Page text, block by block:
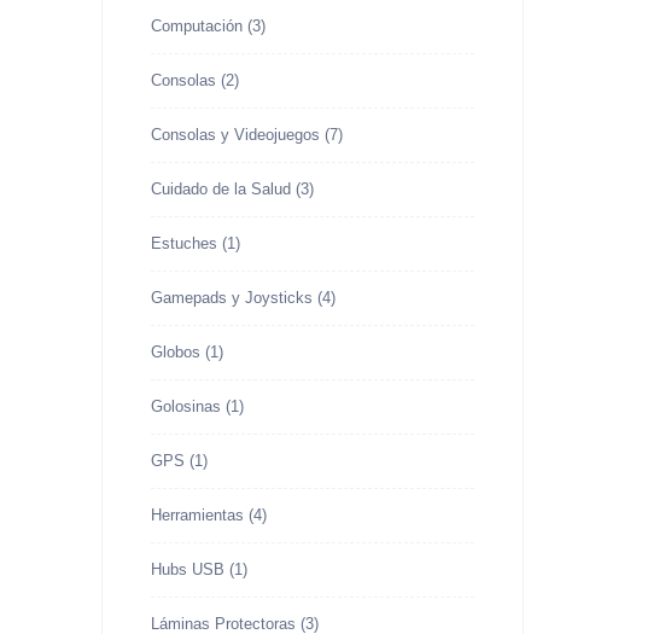
Computación (3)
Consolas (2)
Consolas y Videojuegos (7)
Cuidado de la Salud (3)
Estuches (1)
Gamepads y Joysticks (4)
Globos (1)
Golosinas (1)
GPS (1)
Herramientas (4)
Hubs USB (1)
Láminas Protectoras (3)